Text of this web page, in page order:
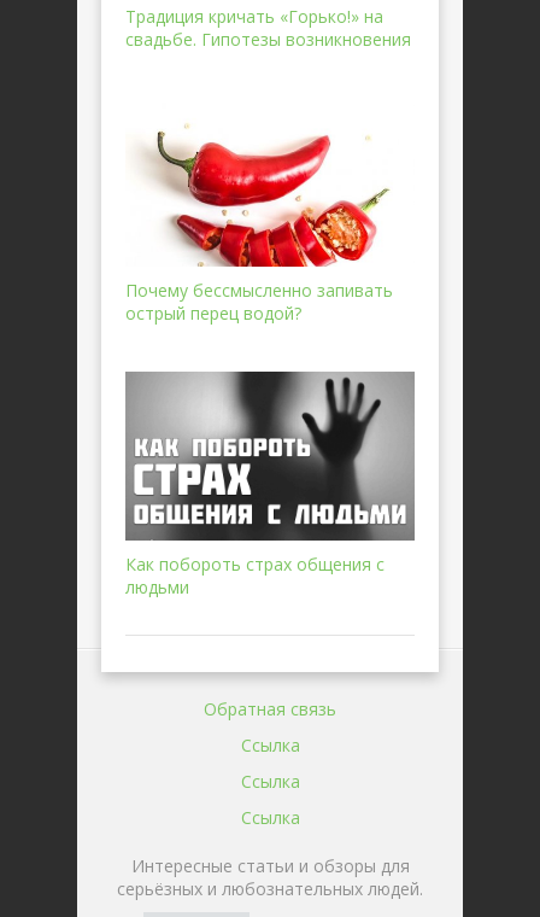
Традиция кричать «Горько!» на
свадьбе. Гипотезы возникновения
Почему бессмысленно запивать
острый перец водой?
Как побороть страх общения с
людьми
Обратная связь
Ссылка
Ссылка
Ссылка
Интересные статьи и обзоры для
серьёзных и любознательных людей.